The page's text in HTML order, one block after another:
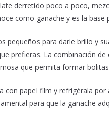
derretido poco a poco,
como ganache y es la base
pequeños para darle brillo y
prefieras. La combinación
que permita formar
con papel film y refrigérala
para que la ganache